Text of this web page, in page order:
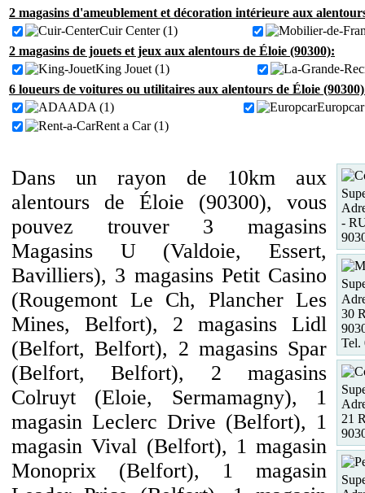
2 magasins d'ameublement et décoration intérieure aux
Cuir Center (1)
2 magasins de jouets et jeux aux alentours de Éloie (90300):
King Jouet (1)
6 loueurs de voitures ou utilitaires aux alentours de Éloie
ADA (1)
Rent a Car (1)
Dans un rayon de 10km aux
alentours de Éloie (90300), vous
pouvez trouver 3 magasins
Magasins U (Valdoie, Essert,
Bavilliers), 3 magasins Petit Casino
(Rougemont Le Ch, Plancher Les
Mines, Belfort), 2 magasins Lidl
(Belfort, Belfort), 2 magasins Spar
(Belfort, Belfort), 2 magasins
Colruyt (Eloie, Sermamagny), 1
magasin Leclerc Drive (Belfort), 1
magasin Vival (Belfort), 1 magasin
Monoprix (Belfort), 1 magasin
-
30
Tel.
21